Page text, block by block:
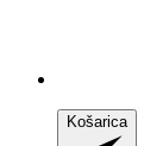
Košarica